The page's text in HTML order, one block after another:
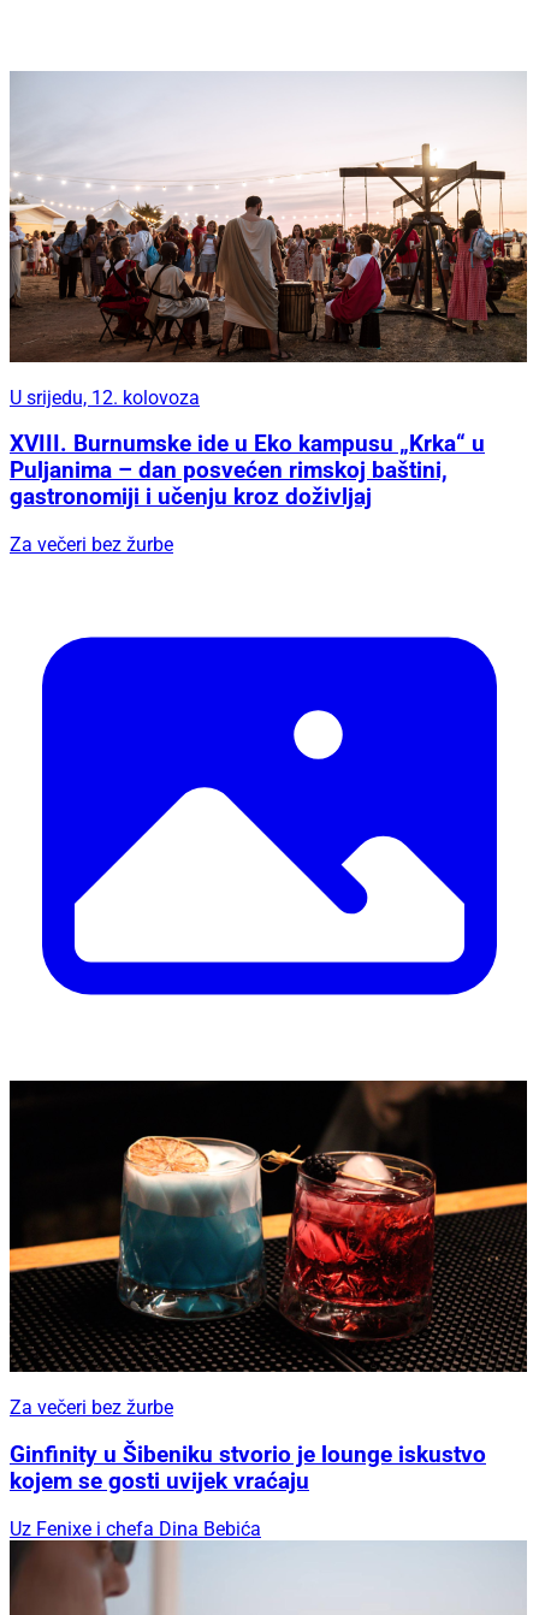
U srijedu, 12. kolovoza
XVIII. Burnumske ide u Eko kampusu „Krka“ u
Puljanima – dan posvećen rimskoj baštini,
gastronomiji i učenju kroz doživljaj
Za večeri bez žurbe
Za večeri bez žurbe
Ginfinity u Šibeniku stvorio je lounge iskustvo
kojem se gosti uvijek vraćaju
Uz Fenixe i chefa Dina Bebića